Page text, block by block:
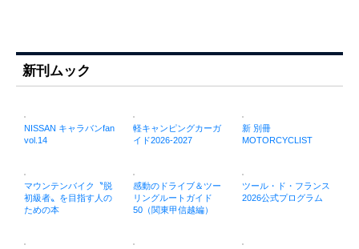
新刊ムック
NISSAN キャラバンfan
vol.14
軽キャンピングカーガ
イド2026-2027
新 別冊
MOTORCYCLIST
マウンテンバイク〝脱
初級者〟を目指す人の
ための本
感動のドライブ＆ツー
リングルートガイド
50（関東甲信越編）
ツール・ド・フランス
2026公式プログラム